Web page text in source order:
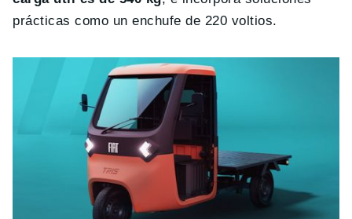
prácticas como un enchufe de 220 voltios.